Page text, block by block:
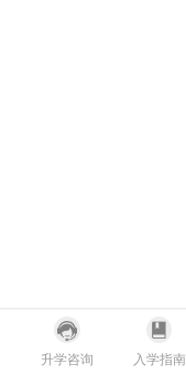
升学咨询 入学指南